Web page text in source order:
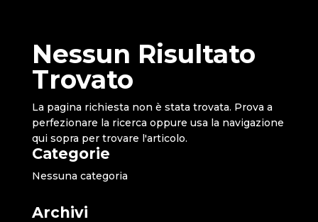
Nessun Risultato
Trovato
La pagina richiesta non è stata trovata. Prova a
perfezionare la ricerca oppure usa la navigazione
qui sopra per trovare l'articolo.
Categorie
Nessuna categoria
Archivi